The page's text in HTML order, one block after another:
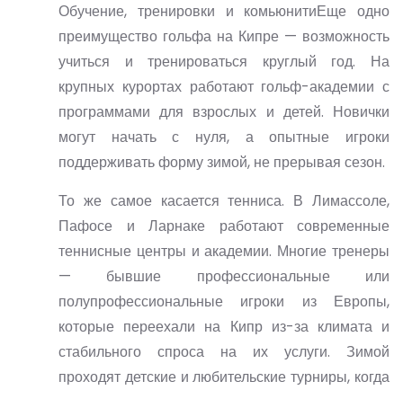
Обучение, тренировки и комьюнитиЕще одно
преимущество гольфа на Кипре — возможность
учиться и тренироваться круглый год. На
крупных курортах работают гольф-академии с
программами для взрослых и детей. Новички
могут начать с нуля, а опытные игроки
поддерживать форму зимой, не прерывая сезон.
То же самое касаетсятенниса. В Лимассоле,
Пафосе и Ларнаке работают современные
теннисные центры и академии. Многие тренеры
— бывшие профессиональные или
полупрофессиональные игроки из Европы,
которые переехали на Кипр из-за климата и
стабильного спроса на их услуги. Зимой
проходят детские и любительские турниры, когда